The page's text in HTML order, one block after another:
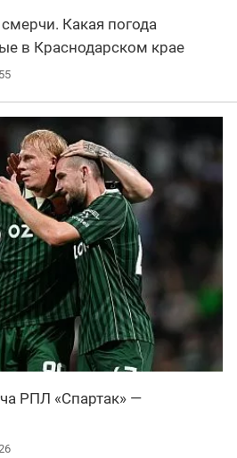
Какая погода
в Краснодарском крае
РПЛ «Спартак» —